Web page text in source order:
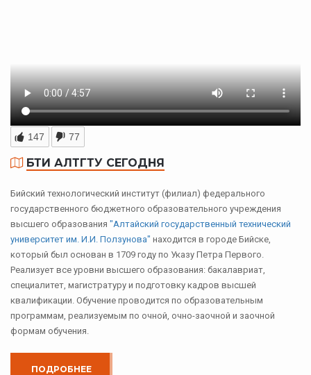
147 77
БТИ АЛТГТУ СЕГОДНЯ
Бийский технологический институт (филиал) федерального
государственного бюджетного образовательного учреждения
высшего образования "Алтайский государственный технический
университет им. И.И. Ползунова" находится в городе Бийске,
который был основан в 1709 году по Указу Петра Первого.
Реализует все уровни высшего образования: бакалавриат,
специалитет, магистратуру и подготовку кадров высшей
квалификации. Обучение проводится по образовательным
программам, реализуемым по очной, очно-заочной и заочной
формам обучения.
ПОДРОБНЕЕ